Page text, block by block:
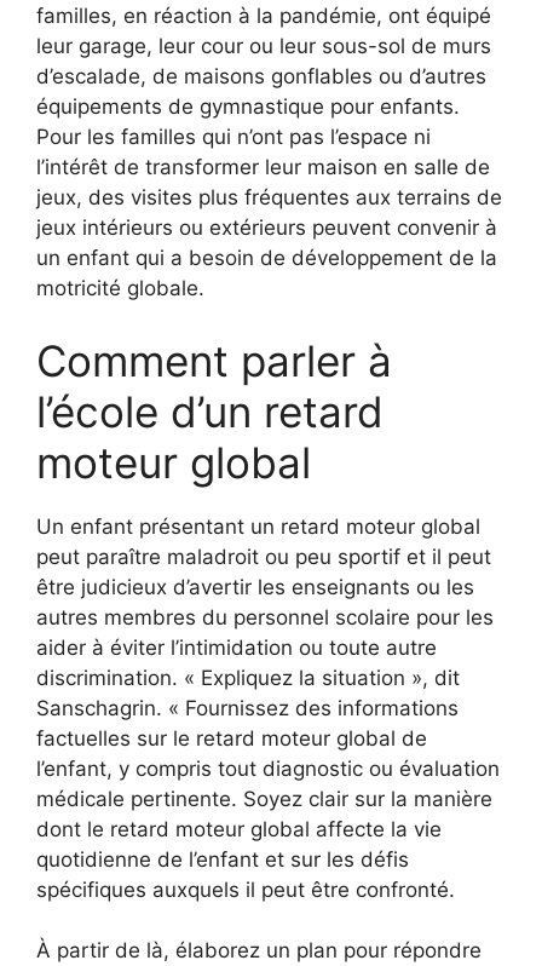
familles, en réaction à la pandémie, ont équipé
leur garage, leur cour ou leur sous-sol de murs
d’escalade, de maisons gonflables ou d’autres
équipements de gymnastique pour enfants.
Pour les familles qui n’ont pas l’espace ni
l’intérêt de transformer leur maison en salle de
jeux, des visites plus fréquentes aux terrains de
jeux intérieurs ou extérieurs peuvent convenir à
un enfant qui a besoin de développement de la
motricité globale.
Comment parler à
l’école d’un retard
moteur global
Un enfant présentant un retard moteur global
peut paraître maladroit ou peu sportif et il peut
être judicieux d’avertir les enseignants ou les
autres membres du personnel scolaire pour les
aider à éviter l’intimidation ou toute autre
discrimination. « Expliquez la situation », dit
Sanschagrin. « Fournissez des informations
factuelles sur le retard moteur global de
l’enfant, y compris tout diagnostic ou évaluation
médicale pertinente. Soyez clair sur la manière
dont le retard moteur global affecte la vie
quotidienne de l’enfant et sur les défis
spécifiques auxquels il peut être confronté.
À partir de là, élaborez un plan pour répondre